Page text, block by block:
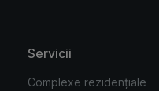
Servicii
Complexe rezidențiale